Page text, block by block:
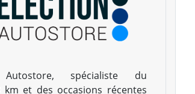
Autostore, spécialiste du
km et des occasions récentes